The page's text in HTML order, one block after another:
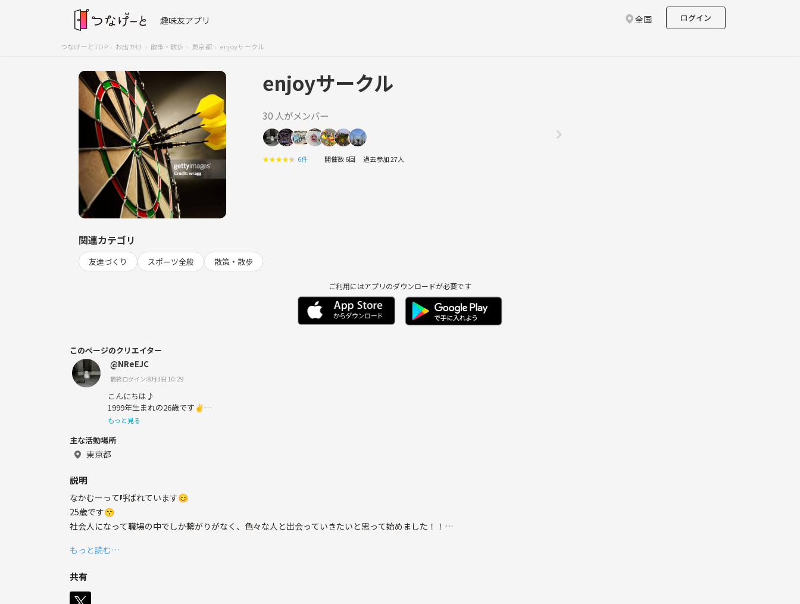
趣味友アプリ 全国 ログイン
つなげーとTOP お出かけ 散策・散歩 東京都 enjoyサークル
enjoyサークル
30 人がメンバー
★★★★★ 6件 開催数 6回 過去参加 27人
関連カテゴリ
友達づくり スポーツ全般 散策・散歩
ご利用にはアプリのダウンロードが必要です
このページのクリエイター
@NReEJC
最終ログイン:8月3日 10:29
こんにちは♪
1999年生まれの26歳です✌️
色々な人に出会って一緒にたくさんのこと体験したいです！！
もっと見る
主な活動場所
東京都
説明
なかむーって呼ばれています😊
25歳です😙
社会人になって職場の中でしか繋がりがなく、色々な人と出会っていきたいと思って始めました！！
やった事がない事もたくさん経験していこうと思っています🔥🔥
楽しむことがモットーです🙆‍♀️
他のサークルの注意事項と一緒です！
もっと読む…
共有